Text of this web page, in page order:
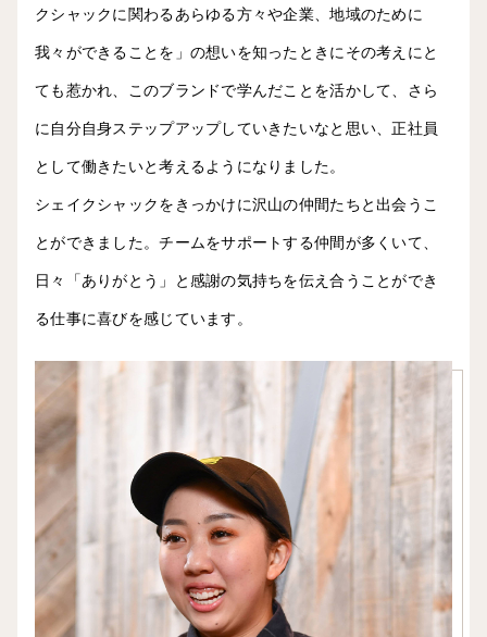
クシャックに関わるあらゆる方々や企業、地域のために
我々ができることを」の想いを知ったときにその考えにと
ても惹かれ、このブランドで学んだことを活かして、さら
に自分自身ステップアップしていきたいなと思い、正社員
として働きたいと考えるようになりました。
シェイクシャックをきっかけに沢山の仲間たちと出会うこ
とができました。チームをサポートする仲間が多くいて、
日々「ありがとう」と感謝の気持ちを伝え合うことができ
る仕事に喜びを感じています。